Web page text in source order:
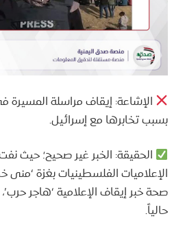
الإشاعة: إيقاف مراسلة المسيرة
بسبب تخابرها مع إسرائيل.
الحقيقة: الخبر غير صحيح؛ حيث
الإعلاميات الفلسطينيات بغزة
صحة خبر إيقاف الإعلامية ‘هاجر
حالياً.